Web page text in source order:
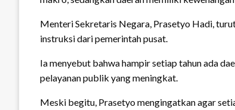
Menteri Sekretaris Negara, Prasetyo Hadi,
instruksi dari pemerintah pusat.
Ia menyebut bahwa hampir setiap tahun ada
pelayanan publik yang meningkat.
Meski begitu, Prasetyo mengingatkan agar